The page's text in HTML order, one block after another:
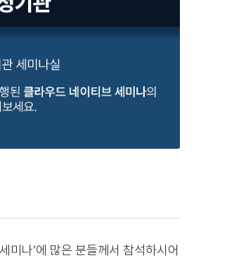
나‘에 많은 분들께서 참석하시어